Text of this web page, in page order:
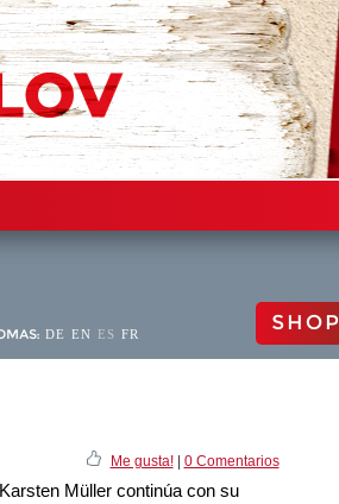
DE EN ES FR SHOP
Me gusta!| 0 Comentarios
Müller continúa con su